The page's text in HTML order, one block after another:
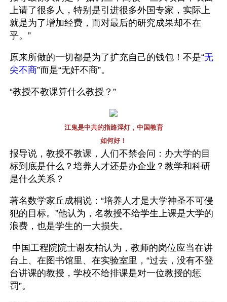
上请了很多人，特别是引进很多外国专家，实际上
就是为了增加经费，而对最后的研究成果却不在
乎。”
原来所做的一切都是为了扩充自己的钱包！不是“无
尖不商”而是“无奸不商”。
“教授不教课算什么教授？”
江鬼是中共的指路淫灯，中国教育
如何好！
报导说，教授不教课，人们不禁会问：办大学的目
标到底是什么？培养人才还是办企业？教学和科研
是什么关系？
著名数学家丘成桐说：“培养人才是大学神圣不可侵
犯的目标。”他认为，名教授不给学生上课是大学的
浪费，也是学生的一大损失。
台上、在图书馆里、在实验室里，“过去，没有不登
台讲课的教授，学校不给排课是对一位教授的惩
罚”。